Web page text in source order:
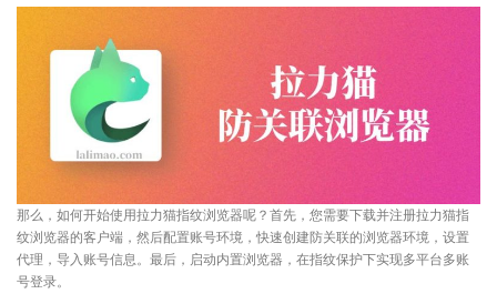
那么，如何开始使用拉力猫指纹浏览器呢？首先，您需要下载并注册拉力猫指
纹浏览器的客户端，然后配置账号环境，快速创建防关联的浏览器环境，设置
代理，导入账号信息。最后，启动内置浏览器，在指纹保护下实现多平台多账
号登录。